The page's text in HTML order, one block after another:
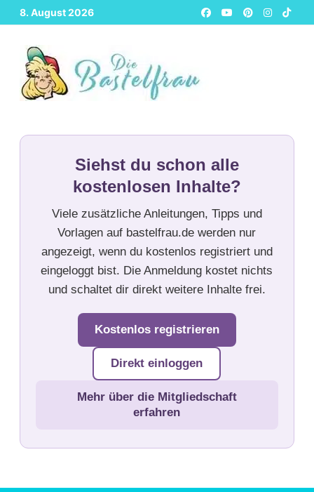
Zurück
zum
Inhalt
8. August 2026
Siehst du schon alle
kostenlosen Inhalte?
Viele zusätzliche Anleitungen, Tipps und
Vorlagen auf bastelfrau.de werden nur
angezeigt, wenn du kostenlos registriert und
eingeloggt bist. Die Anmeldung kostet nichts
und schaltet dir direkt weitere Inhalte frei.
Kostenlos registrieren
Direkt einloggen
Mehr über die Mitgliedschaft
erfahren